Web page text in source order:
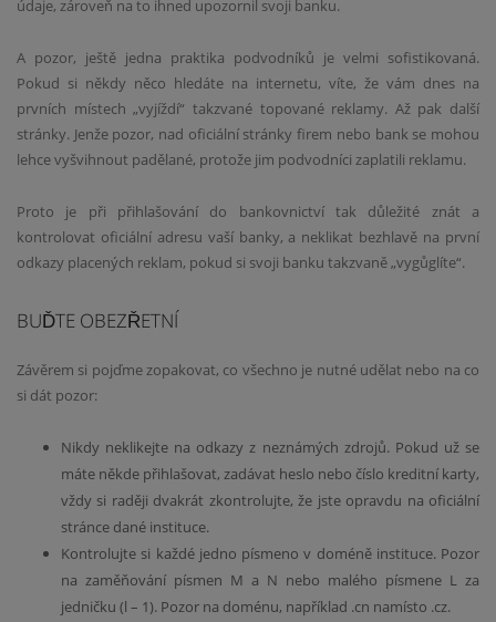
údaje, zároveň na to ihned upozornil svoji banku.
A pozor, ještě jedna praktika podvodníků je velmi sofistikovaná.
Pokud si někdy něco hledáte na internetu, víte, že vám dnes na
prvních místech „vyjíždí“ takzvané topované reklamy. Až pak další
stránky. Jenže pozor, nad oficiální stránky firem nebo bank se mohou
lehce vyšvihnout padělané, protože jim podvodníci zaplatili reklamu.
Proto je při přihlašování do bankovnictví tak důležité znát a
kontrolovat oficiální adresu vaší banky, a neklikat bezhlavě na první
odkazy placených reklam, pokud si svoji banku takzvaně „vygůglíte“.
BUĎTE OBEZŘETNÍ
Závěrem si pojďme zopakovat, co všechno je nutné udělat nebo na co
si dát pozor:
Nikdy neklikejte na odkazy z neznámých zdrojů. Pokud už se
máte někde přihlašovat, zadávat heslo nebo číslo kreditní karty,
vždy si raději dvakrát zkontrolujte, že jste opravdu na oficiální
stránce dané instituce.
Kontrolujte si každé jedno písmeno v doméně instituce. Pozor
na zaměňování písmen M a N nebo malého písmene L za
jedničku (l – 1). Pozor na doménu, například .cn namísto .cz.